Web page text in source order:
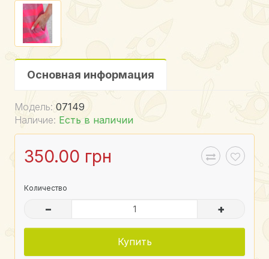
Основная информация
Модель: 07149
Наличие: Есть в наличии
350.00 грн
Количество
– +
Купить